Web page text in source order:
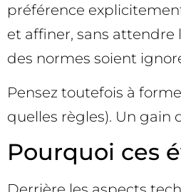
préférence
et affiner, sans attendre
des normes soient
Pensez toutefois à
quelles règles). Un gain
Pourquoi ces